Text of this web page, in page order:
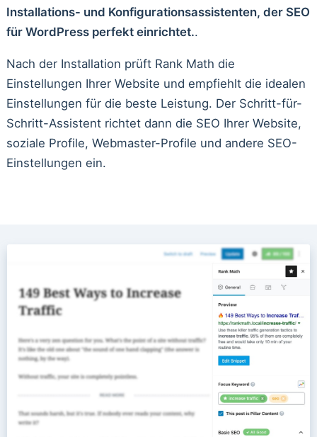
Installations- und Konfigurationsassistenten, der SEO
für WordPress perfekt einrichtet..
Nach der Installation prüft Rank Math die
Einstellungen Ihrer Website und empfiehlt die idealen
Einstellungen für die beste Leistung. Der Schritt-für-
Schritt-Assistent richtet dann die SEO Ihrer Website,
soziale Profile, Webmaster-Profile und andere SEO-
Einstellungen ein.